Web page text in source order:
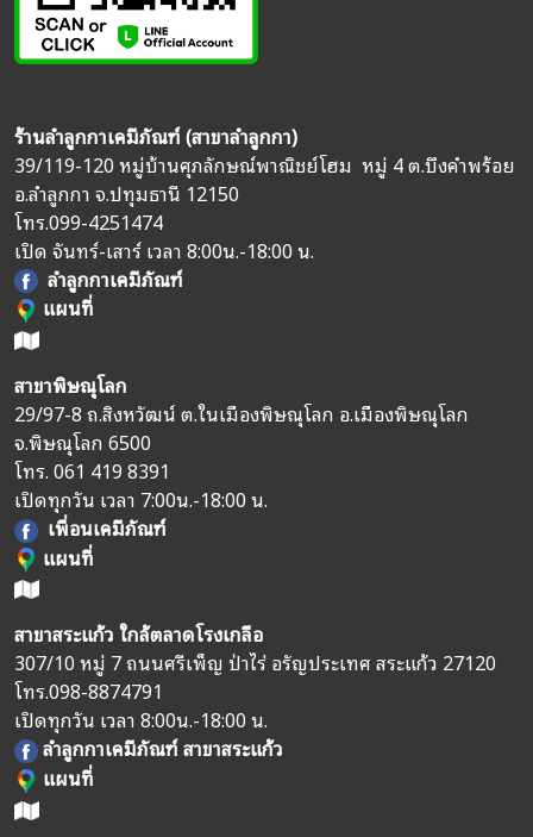
ร้านลำลูกกาเคมีภัณฑ์ (สาขาลำลูกกา)
39/119-120 หมู่บ้านศุภลักษณ์พาณิชย์โฮม หมู่ 4 ต.บึงคำพร้อย
อ.ลำลูกกา จ.ปทุมธานี 12150
โทร.099-4251474
เปิด จันทร์-เสาร์ เวลา 8:00น.-18:00 น.
ลำลูกกาเคมีภัณฑ์
แผนที่
สาขาพิษณุโลก
29/97-8 ถ.สิงหวัฒน์ ต.ในเมืองพิษณุโลก อ.เมืองพิษณุโลก
จ.พิษณุโลก 6500
โทร.061 419 8391
เปิดทุกวัน เวลา 7:00น.-18:00 น.
เพื่อนเคมีภัณฑ์
แผนที่
สาขาสระแก้ว ใกล้ตลาดโรงเกลือ
307/10 หมู่ 7 ถนนศรีเพ็ญ ป่าไร่ อรัญประเทศ สระแก้ว 27120
โทร.098-8874791
เปิดทุกวัน เวลา 8:00น.-18:00 น.
ลำลูกกาเคมีภัณฑ์ สาขาสระแก้ว
แผนที่